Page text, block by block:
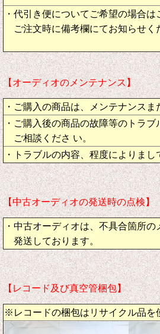
・代引き便についてご希望の場合は
ご注文時に備考欄にてお知らせく
【オーディオのメンテナンス】
・ご購入の商品は、メンテナンス
・ご購入後の商品の故障等のトラ
ご相談くださ い。
・トラブルの内容、程度によりま
【中古オーディオの発送時の点検】
・中古オーディオは、不具合箇所
発送しております。
【レコード及び真空管梱包】
※レコードの梱包はリサイクル品を